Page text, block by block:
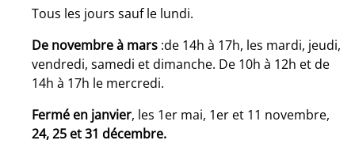
Tous les jours sauf le lundi.
De novembre à mars :de 14h à 17h, les mardi, jeudi,
vendredi, samedi et dimanche. De 10h à 12h et de
14h à 17h le mercredi.
Fermé en janvier, les 1er mai, 1er et 11 novembre,
24, 25 et 31 décembre.